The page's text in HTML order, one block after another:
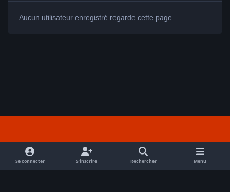
Aucun utilisateur enregistré regarde cette page.
f
a
c
Se connecter S’inscrire Rechercher Menu